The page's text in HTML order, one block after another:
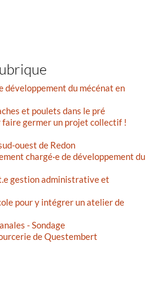
développement du mécénat en
et poulets dans le pré
faire germer un projet collectif !
ouest de Redon
chargé·e de développement du
gestion administrative et
pour y intégrer un atelier de
- Sondage
de Questembert